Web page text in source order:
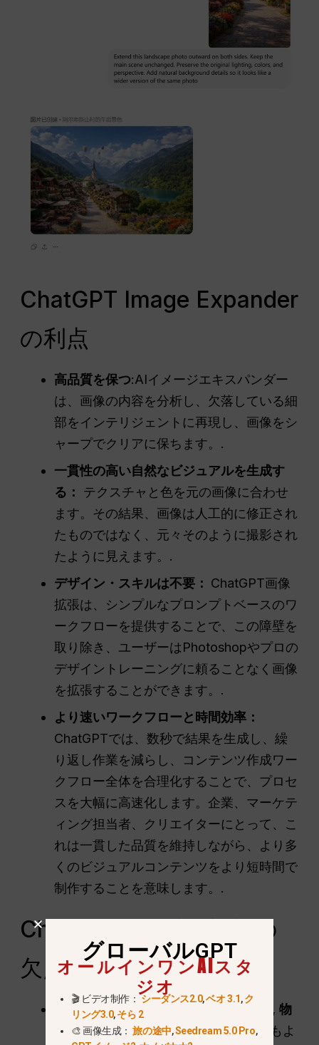
ChatGPT Image Expander
の利点
高品質を保つ:AIイメージエキスパンダー
は、画像の内容を分析し、欠落している細
部をインテリジェントに再現し、画像をシ
ャープでクリアに保ちます。.
一貫性の高い自然なビジュアルを生成す
る：
テクスチャと色を元の画像に合わせ
ます。その結果、画像は人工的に修正され
たものではなく、元々そのように撮影され
たように見えます。.
デザイン・スキルは不要： ChatGPT画像
拡張は、シンプルなプロンプトベースのワ
ークフローを提供することで、この障壁を
取り除き、ユーザーはPhotoshopやプロの
デザイントレーニングに頼ることなく画像
を拡張することができます。.
より速いワークフローと時間効率：
ChatGPTでは、数秒で結果を生成し、繰
り返し作業を減らし、コンテンツ作成ワー
クフロー全体を合理化することで、プロセ
スを大幅に高速化します。企業、マーケテ
ィング担当者、クリエイターにとって、こ
れは一貫した品質を維持しながら、より多
くのビジュアルコンテンツをより短時間で
制作することを意味します。.
ChatGPT画像拡張機能の
欠点
第一に、スマートなAIであってもだ、,物
事は常に完璧に進むとは限らない. .最もよ
グローバルGPT
オールインワンAIスタ
ジオ
🎬 ビデオ制作：シーダンス2.0,ベオ 3.1,ク
リング3.0,そら 2
🎨 画像生成：旅の途中,Seedream 5.0 Pro,